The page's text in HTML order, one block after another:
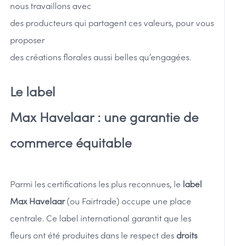
nous travaillons avec
des producteurs qui partagent ces valeurs, pour vous
proposer
des créations florales aussi belles qu’engagées.
Le label
Max Havelaar : une garantie de
commerce équitable
Parmi les certifications les plus reconnues, le label
Max Havelaar(ou Fairtrade) occupe une place
centrale. Ce label international garantit que les
fleurs ont été produites dans le respect desdroits